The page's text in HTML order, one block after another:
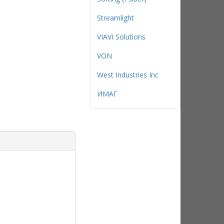
Streamlight
VIAVI Solutions
VON
West Industries Inc
ИМАГ